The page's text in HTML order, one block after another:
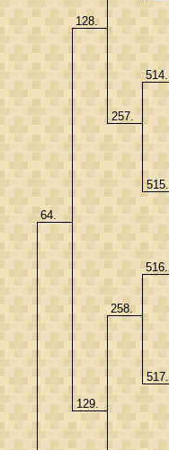
64.
128.
257.
129.
258.